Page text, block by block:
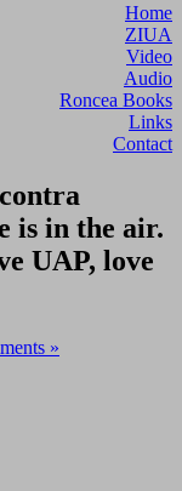
Home
ZIUA
Video
Audio
Roncea Books
Links
Contact
is in the air.
UAP, love
»